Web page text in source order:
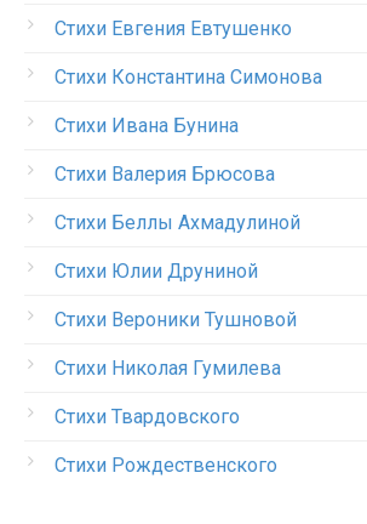
Стихи Евгения Евтушенко
Стихи Константина Симонова
Стихи Ивана Бунина
Стихи Валерия Брюсова
Стихи Беллы Ахмадулиной
Стихи Юлии Друниной
Стихи Вероники Тушновой
Стихи Николая Гумилева
Стихи Твардовского
Стихи Рождественского